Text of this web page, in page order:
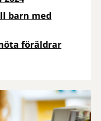
barn med
föräldrar